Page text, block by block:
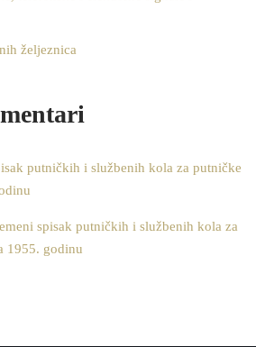
željeznica
putničkih i službenih kola za putničke
spisak putničkih i službenih kola za
1955. godinu